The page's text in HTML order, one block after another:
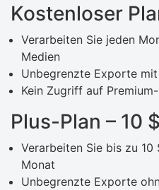
Kostenloser
Verarbeiten Sie jeden
Medien
Unbegrenzte Exporte
Kein Zugriff auf
Plus-Plan – 10
Verarbeiten Sie bis zu 10
Monat
Unbegrenzte Exporte